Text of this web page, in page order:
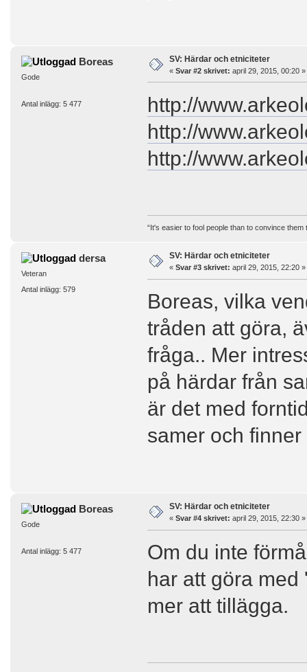
Boreas
Gode
Antal inlägg: 5 477
SV: Härdar och etniciteter
« Svar #2 skrivet: april 29, 2015, 00:20 »
http://
http://
http://
“It's easier to fool people than to convince them
dersa
Veteran
Antal inlägg: 579
SV: Härdar och etniciteter
« Svar #3 skrivet: april 29, 2015, 22:20 »
Boreas, vilka
tråden att göra,
fråga.. Mer
på härdar från
är det med
samer och
Boreas
Gode
Antal inlägg: 5 477
SV: Härdar och etniciteter
« Svar #4 skrivet: april 29, 2015, 22:30 »
Om du inte
har att göra
mer att tillägga.